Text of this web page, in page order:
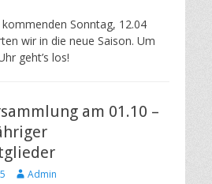
Sonntag, 12.04
wir in die neue Saison. Um
geht’s los!
am 01.10 –
Author
Admin